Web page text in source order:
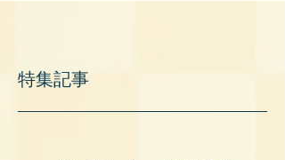
特集記事